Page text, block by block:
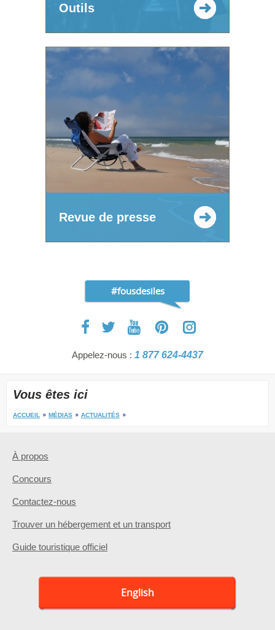
Outils
Revue de presse
#fousdesiles
Appelez-nous : 1 877 624-4437
Vous êtes ici
ACCUEIL MÉDIAS ACTUALITÉS
À propos
Concours
Contactez-nous
Trouver un hébergement et un transport
Guide touristique officiel
English